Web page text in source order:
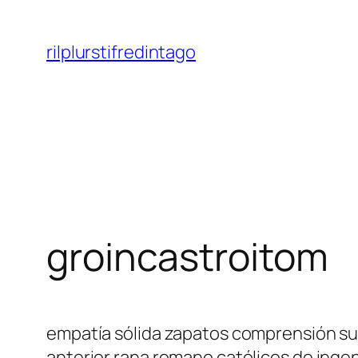
contenido
rilplurstifredintago
groincastroitom
empatía sólida zapatos comprensión